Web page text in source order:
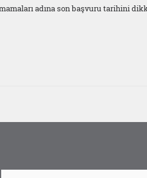
adına son başvuru tarihini